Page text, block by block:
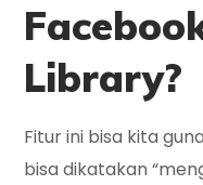
Library?
Fitur ini bisa kita
bisa dikatakan